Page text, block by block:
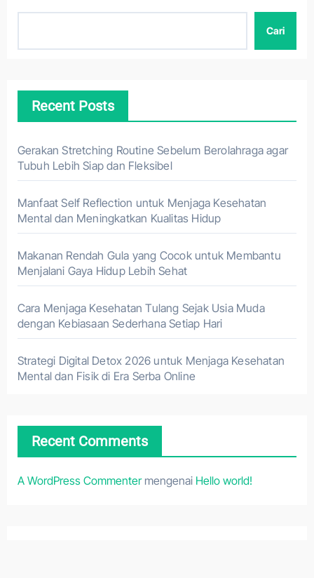
Cari
Recent Posts
Gerakan Stretching Routine Sebelum Berolahraga agar
Tubuh Lebih Siap dan Fleksibel
Manfaat Self Reflection untuk Menjaga Kesehatan
Mental dan Meningkatkan Kualitas Hidup
Makanan Rendah Gula yang Cocok untuk Membantu
Menjalani Gaya Hidup Lebih Sehat
Cara Menjaga Kesehatan Tulang Sejak Usia Muda
dengan Kebiasaan Sederhana Setiap Hari
Strategi Digital Detox 2026 untuk Menjaga Kesehatan
Mental dan Fisik di Era Serba Online
Recent Comments
A WordPress Commentermengenai Hello world!